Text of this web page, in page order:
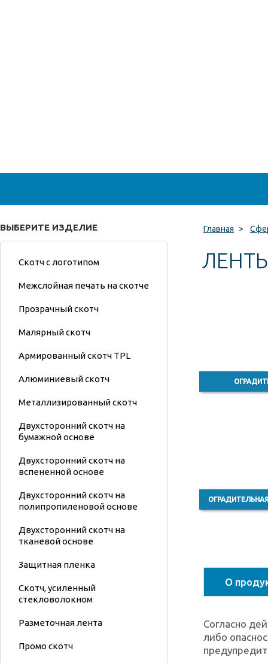
ВЫБЕРИТЕ ИЗДЕЛИЕ
Скотч с логотипом
Межслойная печать на скотче
Прозрачный скотч
Малярный скотч
Армированный скотч TPL
Алюминиевый скотч
Металлизированный скотч
Двухсторонний скотч на
бумажной основе
Двухсторонний скотч на
вспененной основе
Двухсторонний скотч на
полипропиленовой основе
Двухсторонний скотч на
тканевой основе
Защитная пленка
Скотч, усиленный
стекловолокном
Разметочная лента
Промо скотч
Главная >
О
Согласно
либо